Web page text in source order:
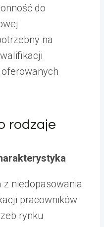
do
na
rodzaje
z niedopasowania
pracowników
rynku